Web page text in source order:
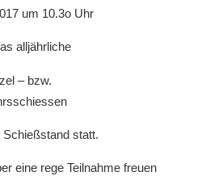
um 10.3o Uhr
alljährliche
– bzw.
statt.
eine rege Teilnahme freuen